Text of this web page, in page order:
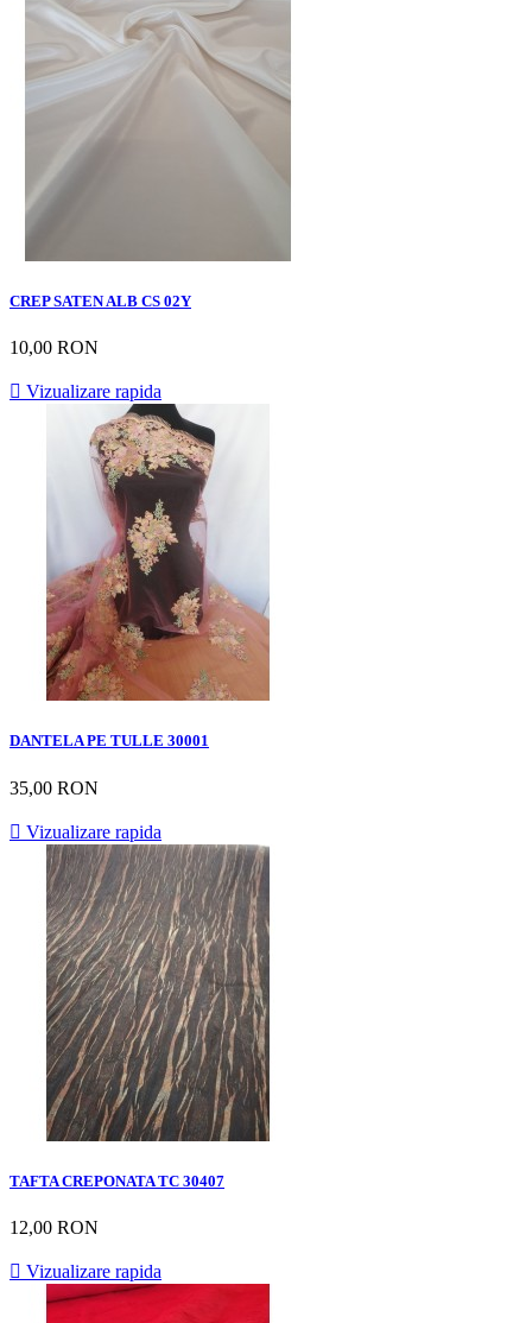
CREP SATEN ALB CS 02Y
10,00 RON
 Vizualizare rapida
DANTELA PE TULLE 30001
35,00 RON
 Vizualizare rapida
TAFTA CREPONATA TC 30407
12,00 RON
 Vizualizare rapida